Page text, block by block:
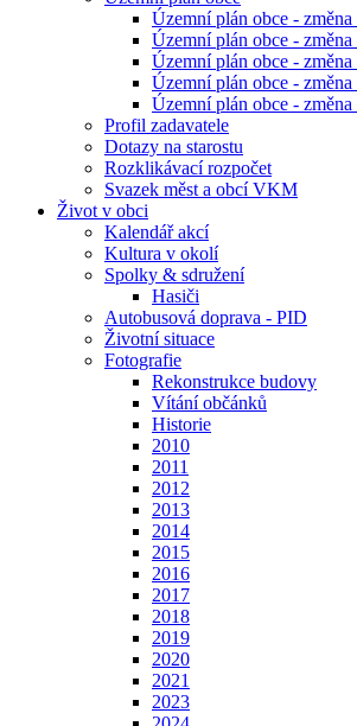
Územní plán obce -
Územní plán obce -
Územní plán obce -
Územní plán obce -
Územní plán obce -
Profil zadavatele
Dotazy na starostu
Rozklikávací rozpočet
Svazek měst a obcí VKM
Život v obci
Kalendář akcí
Kultura v okolí
Spolky & sdružení
Hasiči
Autobusová doprava - PID
Životní situace
Fotografie
Rekonstrukce budovy
Vítání občánků
Historie
2010
2011
2012
2013
2014
2015
2016
2017
2018
2019
2020
2021
2023